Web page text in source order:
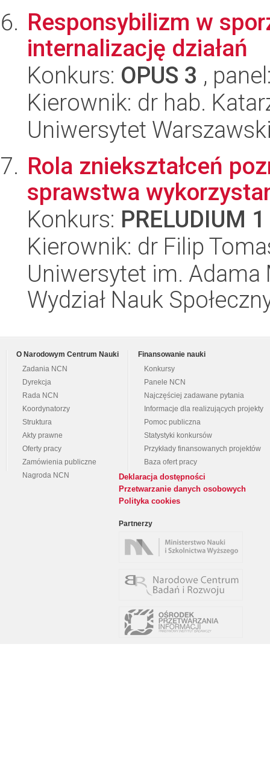
Responsybilizm w
internalizację działań
Konkurs: OPUS 3 ,
Kierownik: dr hab.
Uniwersytet
Rola zniekształceń
sprawstwa
Konkurs: PRELUDIUM 1
Kierownik: dr Filip
Uniwersytet im.
Wydział Nauk
O Narodowym Centrum Nauki
Zadania NCN
Dyrekcja
Rada NCN
Koordynatorzy
Struktura
Akty prawne
Oferty pracy
Zamówienia publiczne
Nagroda NCN
Finansowanie nauki
Konkursy
Panele NCN
Najczęściej zadawane pytania
Informacje dla realizujących projekty
Pomoc publiczna
Statystyki konkursów
Przykłady finansowanych projektów
Baza ofert pracy
Deklaracja dostępności
Przetwarzanie danych osobowych
Polityka cookies
Partnerzy